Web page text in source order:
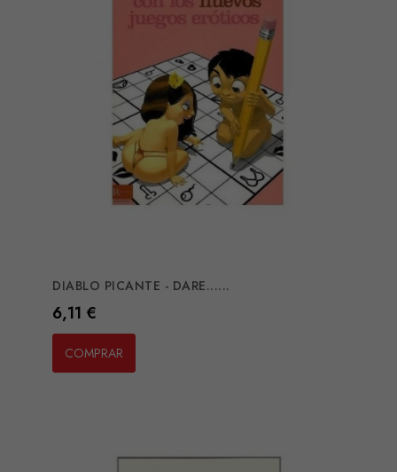
DIABLO PICANTE - DARE......
Preço
6,11 €
COMPRAR